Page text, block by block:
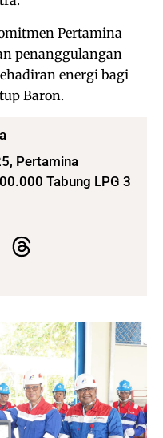
Pertamina
penanggulangan
energi bagi
Baron.
Pertamina
Tabung LPG 3